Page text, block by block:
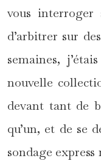
vous interroger
d’arbitrer sur
semaines,
nouvelle
devant tant de
qu’un, et de se
sondage